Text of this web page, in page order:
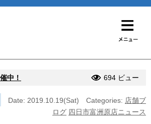
中！ 694 ビュー
Date: 2019.10.19(Sat) Categories: 店舗ブ
ログ 四日市富洲原店ニュース